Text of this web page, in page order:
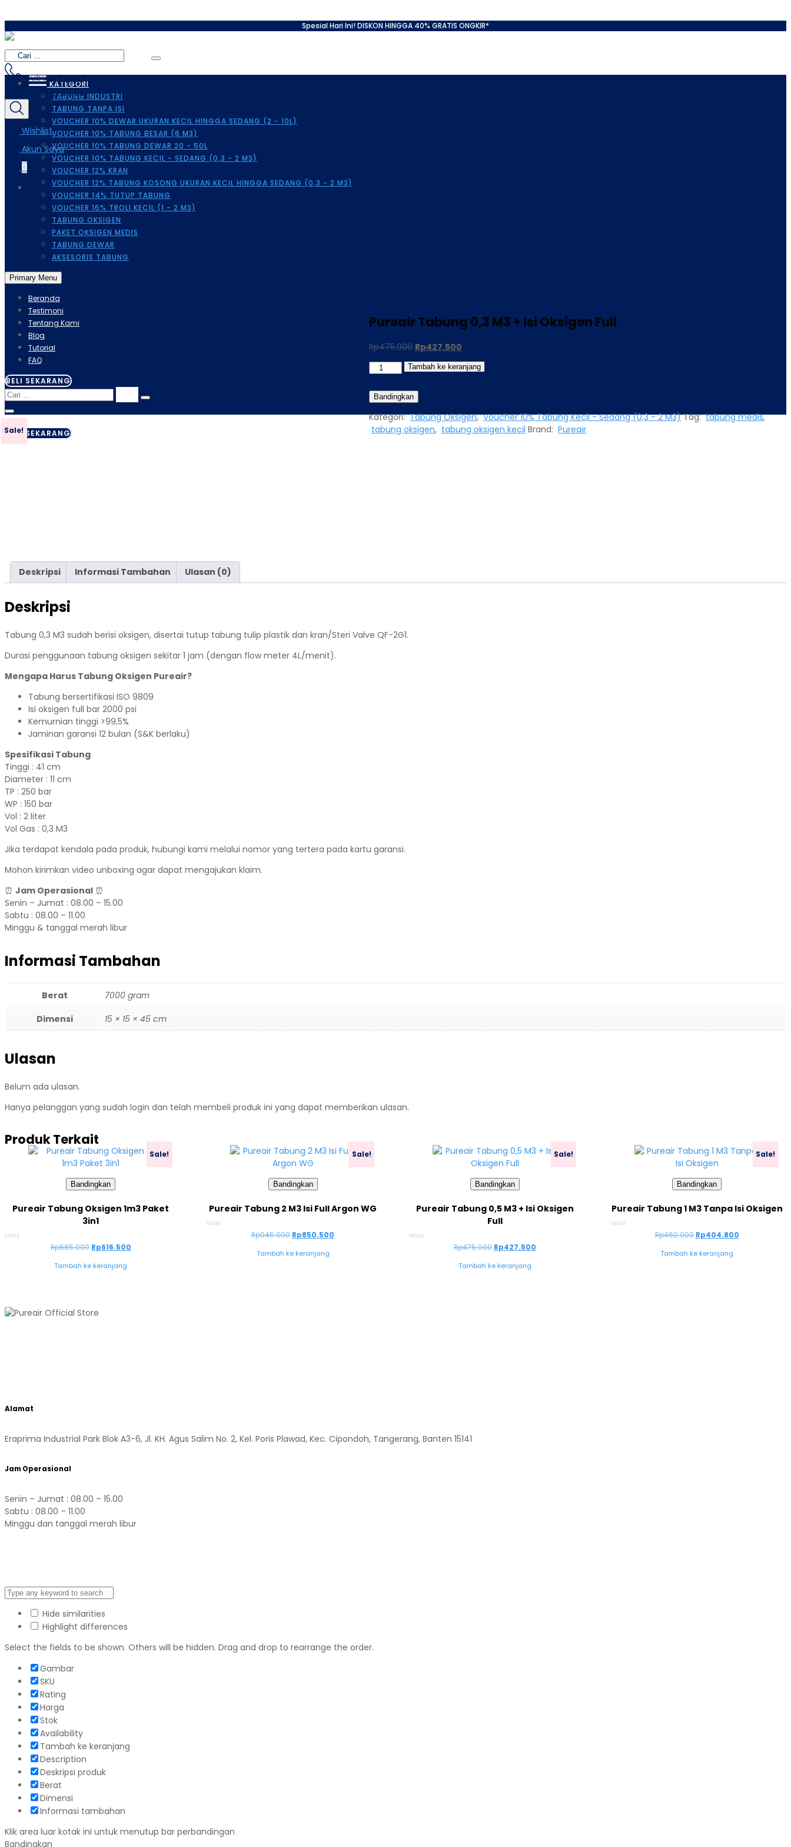
Spesial Hari Ini! DISKON HINGGA 40% GRATIS ONGKIR*
Hubungi Kami
0823-1366-3085
Wishlist
Akun Saya
0
KATEGORI
TABUNG INDUSTRI
TABUNG TANPA ISI
VOUCHER 10% DEWAR UKURAN KECIL HINGGA SEDANG (2 - 10L)
VOUCHER 10% TABUNG BESAR (6 M3)
VOUCHER 10% TABUNG DEWAR 20 - 50L
VOUCHER 10% TABUNG KECIL - SEDANG (0,3 - 2 M3)
VOUCHER 12% KRAN
VOUCHER 12% TABUNG KOSONG UKURAN KECIL HINGGA SEDANG (0,3 - 2 M3)
VOUCHER 14% TUTUP TABUNG
VOUCHER 16% TROLI KECIL (1 - 2 M3)
TABUNG OKSIGEN
PAKET OKSIGEN MEDIS
TABUNG DEWAR
AKSESORIS TABUNG
Primary Menu
Beranda
Testimoni
Tentang Kami
Blog
Tutorial
FAQ
BELI SEKARANG
BELI SEKARANG
Sale!
Pureair Tabung 0,3 M3 + Isi Oksigen Full
Rp475.000 Rp427.500
Tambah ke keranjang
Bandingkan
Kategori: Tabung Oksigen, Voucher 10% Tabung Kecil - Sedang (0,3 - 2 M3) Tag: tabung medis,
tabung oksigen, tabung oksigen kecil Brand: Pureair
Deskripsi Informasi Tambahan Ulasan (0)
Deskripsi
Tabung 0,3 M3 sudah berisi oksigen, disertai tutup tabung tulip plastik dan kran/Steri Valve QF-2G1.
Durasi penggunaan tabung oksigen sekitar 1 jam (dengan flow meter 4L/menit).
Mengapa Harus Tabung Oksigen Pureair?
Tabung bersertifikasi ISO 9809
Isi oksigen full bar 2000 psi
Kemurnian tinggi >99,5%
Jaminan garansi 12 bulan (S&K berlaku)
Spesifikasi Tabung
Tinggi : 41 cm
Diameter : 11 cm
TP : 250 bar
WP : 150 bar
Vol : 2 liter
Vol Gas : 0,3 M3
Jika terdapat kendala pada produk, hubungi kami melalui nomor yang tertera pada kartu garansi.
Mohon kirimkan video unboxing agar dapat mengajukan klaim.
⏰ Jam Operasional ⏰
Senin – Jumat : 08.00 – 15.00
Sabtu : 08.00 – 11.00
Minggu & tanggal merah libur
Informasi Tambahan
Berat
7000 gram
Dimensi
15 × 15 × 45 cm
Ulasan
Belum ada ulasan.
Hanya pelanggan yang sudah login dan telah membeli produk ini yang dapat memberikan ulasan.
Produk Terkait
Sale!
Bandingkan
Pureair Tabung Oksigen 1m3 Paket
3in1
Rp685.000 Rp616.500
Tambah ke keranjang
Sale!
Bandingkan
Pureair Tabung 2 M3 Isi Full Argon WG
Rp945.000 Rp850.500
Tambah ke keranjang
Sale!
Bandingkan
Pureair Tabung 0,5 M3 + Isi Oksigen
Full
Rp475.000 Rp427.500
Tambah ke keranjang
Sale!
Bandingkan
Pureair Tabung 1 M3 Tanpa Isi Oksigen
Rp460.000 Rp404.800
Tambah ke keranjang
Alamat
Eraprima Industrial Park Blok A3-6, Jl. KH. Agus Salim No. 2, Kel. Poris Plawad, Kec. Cipondoh, Tangerang, Banten 15141
Jam Operasional
Senin – Jumat : 08.00 – 15.00
Sabtu : 08.00 – 11.00
Minggu dan tanggal merah libur
Hide similarities
Highlight differences
Select the fields to be shown. Others will be hidden. Drag and drop to rearrange the order.
Gambar
SKU
Rating
Harga
Stok
Availability
Tambah ke keranjang
Description
Deskripsi produk
Berat
Dimensi
Informasi tambahan
Klik area luar kotak ini untuk menutup bar perbandingan
Bandingkan